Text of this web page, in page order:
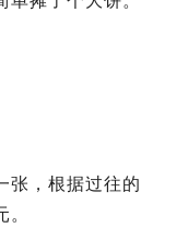
张，根据过往的